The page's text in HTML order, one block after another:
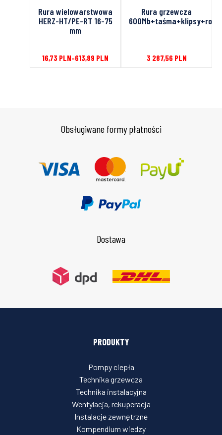
Rura wielowarstwowa
HERZ-HT/PE-RT 16-75
mm
16,73 PLN–613,89 PLN
Rura grzewcza
3 287,56 PLN
Obsługiwane formy płatności
Dostawa
PRODUKTY
Pompy ciepła
Technika grzewcza
Technika instalacyjna
Wentylacja, rekuperacja
Instalacje zewnętrzne
Kompendium wiedzy